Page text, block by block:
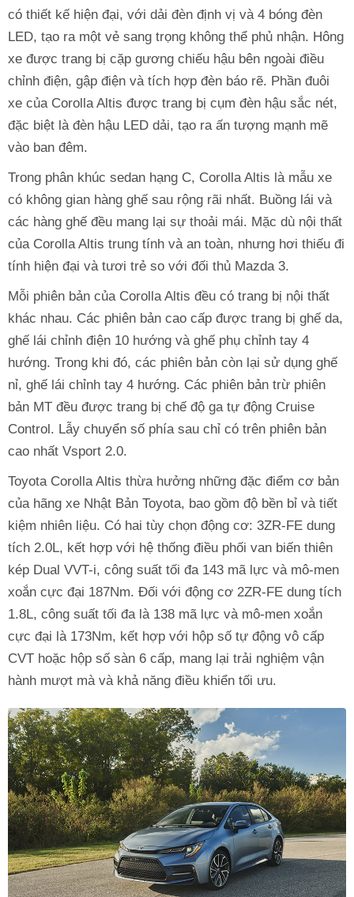
có thiết kế hiện đại, với dải đèn định vị và 4 bóng đèn
LED, tạo ra một vẻ sang trọng không thể phủ nhận. Hông
xe được trang bị cặp gương chiếu hậu bên ngoài điều
chỉnh điện, gập điện và tích hợp đèn báo rẽ. Phần đuôi
xe của Corolla Altis được trang bị cụm đèn hậu sắc nét,
đặc biệt là đèn hậu LED dải, tạo ra ấn tượng mạnh mẽ
vào ban đêm.
Trong phân khúc sedan hạng C, Corolla Altis là mẫu xe
có không gian hàng ghế sau rộng rãi nhất. Buồng lái và
các hàng ghế đều mang lại sự thoải mái. Mặc dù nội thất
của Corolla Altis trung tính và an toàn, nhưng hơi thiếu đi
tính hiện đại và tươi trẻ so với đối thủ Mazda 3.
Mỗi phiên bản của Corolla Altis đều có trang bị nội thất
khác nhau. Các phiên bản cao cấp được trang bị ghế da,
ghế lái chỉnh điện 10 hướng và ghế phụ chỉnh tay 4
hướng. Trong khi đó, các phiên bản còn lại sử dụng ghế
nỉ, ghế lái chỉnh tay 4 hướng. Các phiên bản trừ phiên
bản MT đều được trang bị chế độ ga tự động Cruise
Control. Lẫy chuyển số phía sau chỉ có trên phiên bản
cao nhất Vsport 2.0.
Toyota Corolla Altis thừa hưởng những đặc điểm cơ bản
của hãng xe Nhật Bản Toyota, bao gồm độ bền bỉ và tiết
kiệm nhiên liệu. Có hai tùy chọn động cơ: 3ZR-FE dung
tích 2.0L, kết hợp với hệ thống điều phối van biến thiên
kép Dual VVT-i, công suất tối đa 143 mã lực và mô-men
xoắn cực đại 187Nm. Đối với động cơ 2ZR-FE dung tích
1.8L, công suất tối đa là 138 mã lực và mô-men xoắn
cực đại là 173Nm, kết hợp với hộp số tự động vô cấp
CVT hoặc hộp số sàn 6 cấp, mang lại trải nghiệm vận
hành mượt mà và khả năng điều khiển tối ưu.